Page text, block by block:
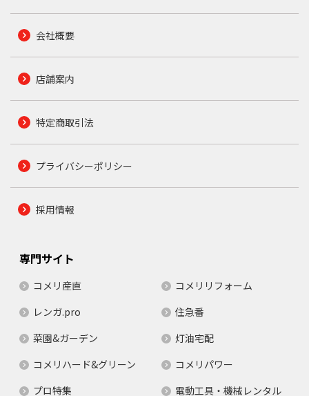
会社概要
店舗案内
特定商取引法
プライバシーポリシー
採用情報
専門サイト
コメリ産直
コメリリフォーム
レンガ.pro
住急番
菜園&ガーデン
灯油宅配
コメリハード&グリーン
コメリパワー
プロ特集
電動工具・機械レンタル